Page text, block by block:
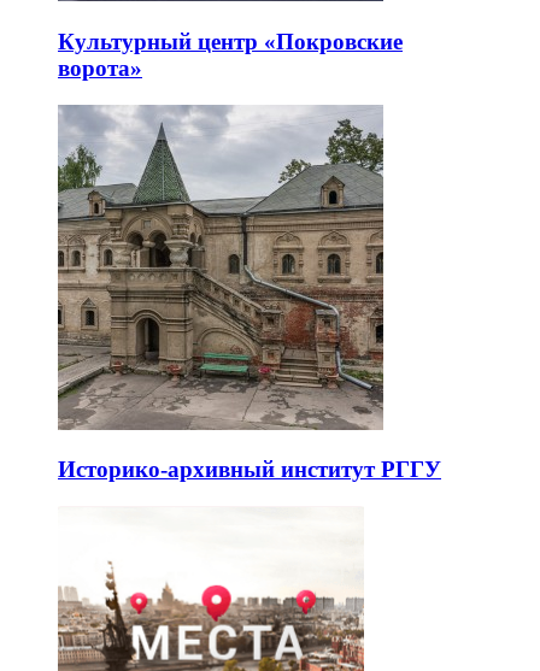
Культурный центр «Покровские
ворота»
Историко-архивный институт РГГУ